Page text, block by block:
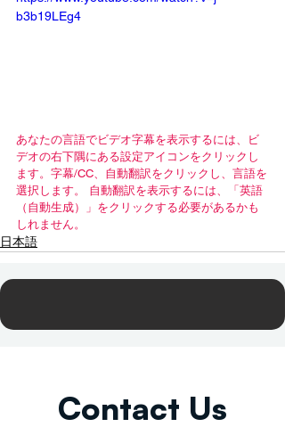
b3b19LEg4
あなたの言語でビデオ字幕を表示するには、ビ
デオの右下隅にある設定アイコンをクリックし
ます。字幕/CC、自動翻訳をクリックし、言語を
選択します。 自動翻訳を表示するには、「英語
（自動生成）」をクリックする必要があるかも
しれません。
日本語
Contact Us